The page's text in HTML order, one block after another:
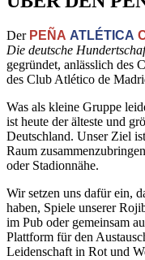
Der PEÑA ATLÉTICA
Die deutsche
gegründet, anlässlich des
des Club Atlético de
Was als kleine Gruppe
ist heute der älteste und
Deutschland. Unser Ziel
Raum
oder Stadionnähe.
Wir setzen uns dafür ein,
haben, Spiele unserer
im Pub oder gemeinsam
Plattform für den
Leidenschaft in Rot und